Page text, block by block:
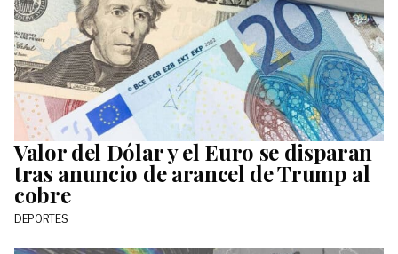
Valor del Dólar y el Euro se disparan
tras anuncio de arancel de Trump al
cobre
DEPORTES